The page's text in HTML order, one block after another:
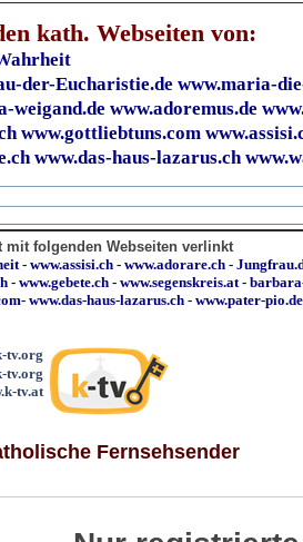
kath. Webseiten von:
der-Eucharistie.de www.maria-
weigand.de www.adoremus.de
www.gottliebtuns.com
www.das-haus-lazarus.ch
mit folgenden Webseiten verlinkt
- www.assisi.ch - www.adorare.ch -
- www.gebete.ch - www.segenskreis.at-
- www.das-haus-lazarus.ch - www.pater-pio.de
tv.org
tv.org
tv.at
Fernsehsender